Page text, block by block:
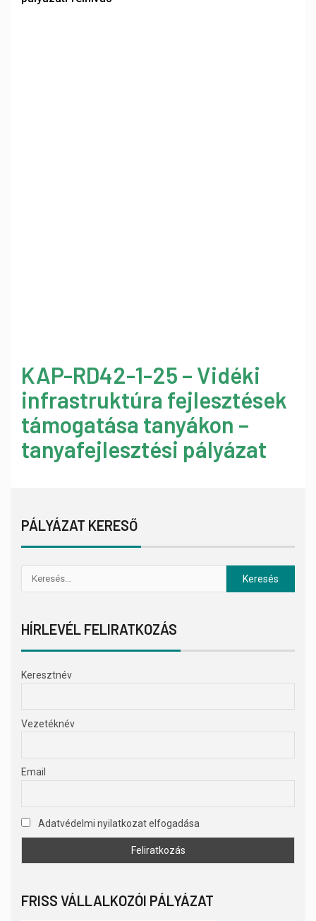
KAP-RD42-1-25 – Vidéki
infrastruktúra fejlesztések
támogatása tanyákon –
tanyafejlesztési pályázat
PÁLYÁZAT KERESŐ
HÍRLEVÉL FELIRATKOZÁS
Keresztnév
Vezetéknév
Email
Adatvédelmi nyilatkozat elfogadása
FRISS VÁLLALKOZÓI PÁLYÁZAT